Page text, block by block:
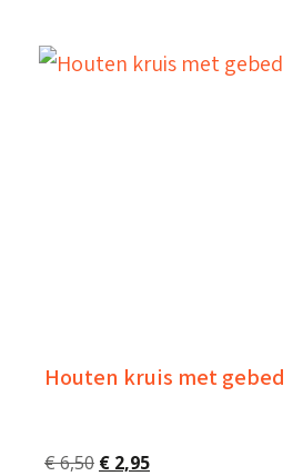
Houten kruis met gebed
€6,50 Oorspronkelijke
€ 2,95Huidige